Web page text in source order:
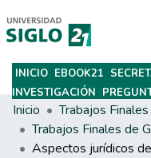
Subir
INICIO EBOOK21
INVESTIGACIÓN
Inicio
Trabajos Finales de